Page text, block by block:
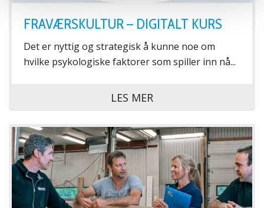
FRAVÆRSKULTUR – DIGITALT KURS
Det er nyttig og strategisk å kunne noe om
hvilke psykologiske faktorer som spiller inn nå...
LES MER